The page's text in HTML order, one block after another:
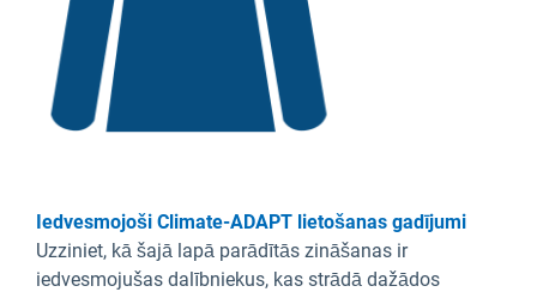
Iedvesmojoši Climate-ADAPT lietošanas gadījumi
Uzziniet, kā šajā lapā parādītās zināšanas ir
iedvesmojušas dalībniekus, kas strādā dažādos